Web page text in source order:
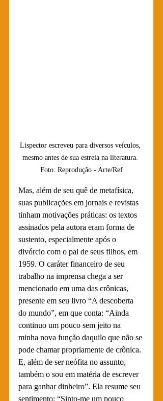
Lispector escreveu para diversos veículos,
mesmo antes de sua estreia na literatura.
Foto: Reprodução - Arte/Ref
Mas, além de seu quê de metafísica,
suas publicações em jornais e revistas
tinham motivações práticas: os textos
assinados pela autora eram forma de
sustento, especialmente após o
divórcio com o pai de seus filhos, em
1959. O caráter financeiro de seu
trabalho na imprensa chega a ser
mencionado em uma das crônicas,
presente em seu livro “A descoberta
do mundo”, em que conta: “Ainda
continuo um pouco sem jeito na
minha nova função daquilo que não se
pode chamar propriamente de crônica.
E, além de ser neófita no assunto,
também o sou em matéria de escrever
para ganhar dinheiro”. Ela resume seu
sentimento: “Sinto-me um pouco